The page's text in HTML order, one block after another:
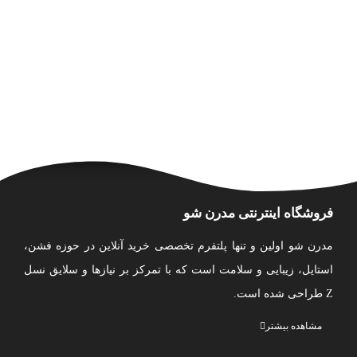
فروشگاه اینترنتی مدرن شو
مدرن شو اولین و تنها پلتفرم تخصصی خرید آنلاین در حوزه فشن،
استایل، زیبایی و سلامت است که با تمرکز بر نیازها و سلایق نسل
Z طراحی شده است.
ما مجموعه‌ای متنوع و به‌ روز از پوشاک، کیف، اکسسوری، لوازم
مشاهده بیشتر